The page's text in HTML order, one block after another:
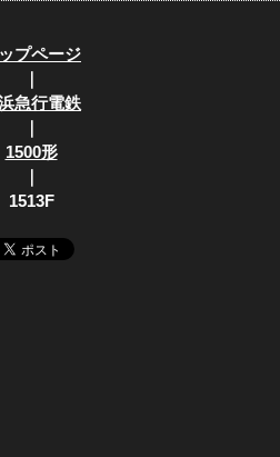
プページ
｜
急行電鉄
｜
1500形
｜
1513F